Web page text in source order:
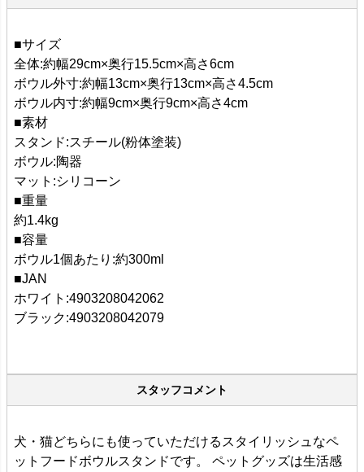
■サイズ
全体:約幅29cm×奥行15.5cm×高さ6cm
ボウル外寸:約幅13cm×奥行13cm×高さ4.5cm
ボウル内寸:約幅9cm×奥行9cm×高さ4cm
■素材
スタンド:スチール(粉体塗装)
ボウル:陶器
マット:シリコーン
■重量
約1.4kg
■容量
ボウル1個あたり:約300ml
■JAN
ホワイト:4903208042062
ブラック:4903208042079
スタッフコメント
犬・猫どちらにも使っていただけるスタイリッシュなペ
ットフードボウルスタンドです。 ペットグッズは生活感